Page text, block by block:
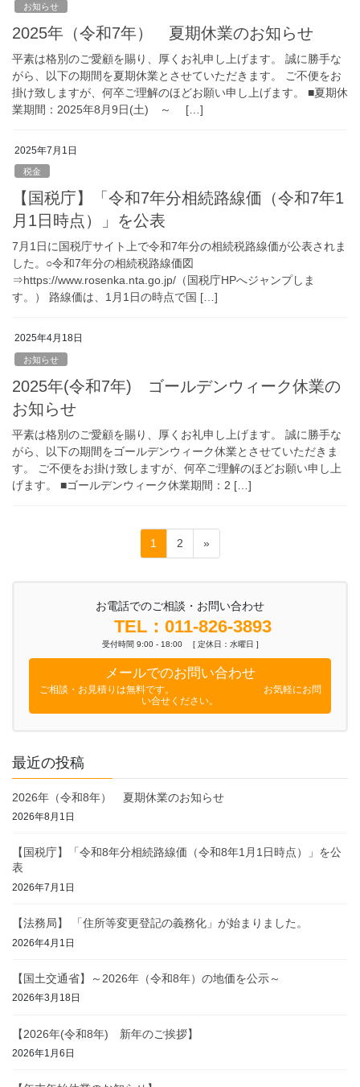
お知らせ
2025年（令和7年） 夏期休業のお知らせ
平素は格別のご愛顧を賜り、厚くお礼申し上げます。 誠に勝手な
がら、以下の期間を夏期休業とさせていただきます。 ご不便をお
掛け致しますが、何卒ご理解のほどお願い申し上げます。 ■夏期休
業期間：2025年8月9日(土) ～ […]
2025年7月1日
税金
【国税庁】「令和7年分相続路線価（令和7年1
月1日時点）」を公表
7月1日に国税庁サイト上で令和7年分の相続税路線価が公表されま
した。○令和7年分の相続税路線価図
⇒https://www.rosenka.nta.go.jp/（国税庁HPへジャンプしま
す。） 路線価は、1月1日の時点で国 […]
2025年4月18日
お知らせ
2025年(令和7年) ゴールデンウィーク休業の
お知らせ
平素は格別のご愛顧を賜り、厚くお礼申し上げます。 誠に勝手な
がら、以下の期間をゴールデンウィーク休業とさせていただきま
す。 ご不便をお掛け致しますが、何卒ご理解のほどお願い申し上
げます。 ■ゴールデンウィーク休業期間：2 […]
ジ
固
定
1
固
定
ー
2 »
お電話でのご相談・お問い合わせ
TEL：011-826-3893
受付時間 9:00 - 18:00 [ 定休日：水曜日 ]
メールでのお問い合わせ
ご相談・お見積りは無料です。 お気軽にお問
い合せください。
最近の投稿
2026年（令和8年） 夏期休業のお知らせ
2026年8月1日
【国税庁】「令和8年分相続路線価（令和8年1月1日時点）」を公
表
2026年7月1日
【法務局】 「住所等変更登記の義務化」が始まりました。
2026年4月1日
【国土交通省】～2026年（令和8年）の地価を公示～
2026年3月18日
【2026年(令和8年) 新年のご挨拶】
2026年1月6日